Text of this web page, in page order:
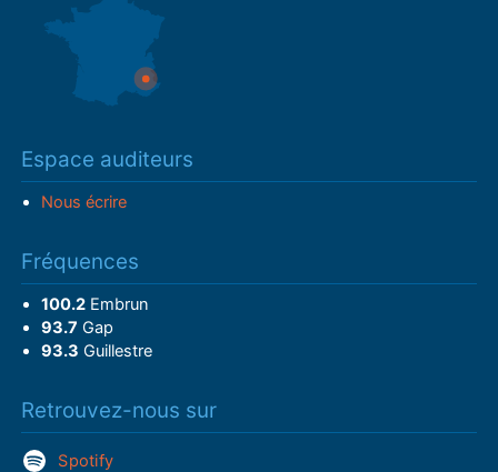
Espace auditeurs
Nous écrire
Fréquences
100.2Embrun
93.7 Gap
93.3 Guillestre
Retrouvez-nous sur
Spotify